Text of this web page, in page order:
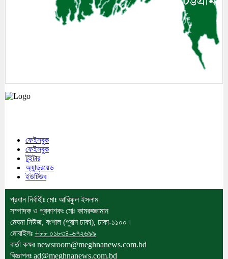
ফেইসবুক
ফেইসবুক
টুইটার
অ্যান্ড্রয়েড
ইউটিউব
প্রধান নির্বাহীঃ মোঃ আরিফুল ইসলাম
সম্পাদক ও প্রকাশকঃ মোঃ কামরুজ্জামান
মেঘনা নিউজ, বংশাল (পুরান ঢাকা), ঢাকা-১১০০।
মোবাইলঃ +৮৮ ০১৮৩৪-৬৭২৬৯৯
বার্তা কক্ষঃ newsroom@meghnanews.com.bd
বিজ্ঞাপনঃ ad@meghnanews.com.bd